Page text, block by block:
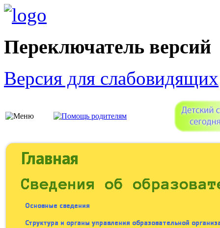
Переключатель версий
Версия для слабовидящих
Главная
Сведения об
Основные сведения
Структура и органы управления образовательной